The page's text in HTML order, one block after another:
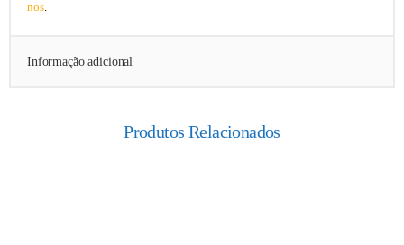
nos.
Informação adicional
Produtos Relacionados